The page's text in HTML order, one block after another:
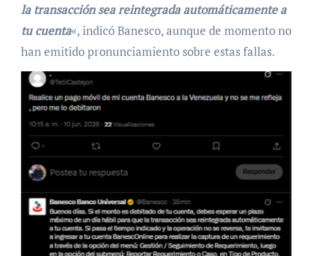
la transacción sea reintegrada automáticamente a
tu cuenta«, indicó Banesco, aunque de momento no
han emitido pronunciamiento sobre estas fallas.